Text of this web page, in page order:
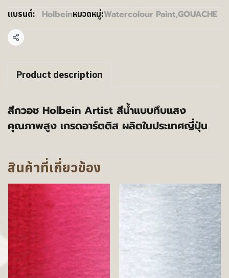
แบรนด์: Holbeinหมวดหมู่:Watercolour Paint,GOUACHE
แชร์
Product description
สีกวอช Holbein Artist สีน้ำแบบทึบแสง
คุณภาพสูง เกรดอาร์ตติส ผลิตในประเทศญี่ปุ่น
สินค้าที่เกี่ยวข้อง